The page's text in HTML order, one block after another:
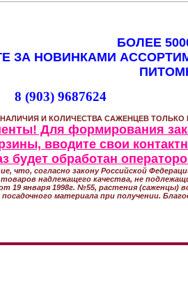
БОЛЕЕ
ЗА НОВИНКАМИ
8 (903) 9687624
НАЛИЧИЯ И КОЛИЧЕСТВА САЖЕНЦЕВ
Для формирования
вводите свои
будет обработан
что, согласно закону Российской
надлежащего качества, не
19 января 1998г. №55, растения
материала при получении.